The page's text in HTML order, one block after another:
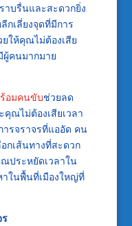
าบรื่นและสะดวกยิ่ง
กเลี่ยงจุดที่มีการ
ให้คุณไม่ต้องเสีย
ผู้คนมากมาย
อมคนขับช่วยลด
คุณไม่ต้องเสียเวลา
รจราจรที่แออัด คน
กเส้นทางที่สะดวก
ประหยัดเวลาใน
ในพื้นที่เมืองใหญ่ที่